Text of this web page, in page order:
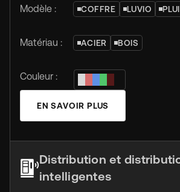
Modèle :
COFFRE LUVIO
Matériau : ACIER BOIS
Couleur :
EN SAVOIR PLUS
Distribution et
intelligentes